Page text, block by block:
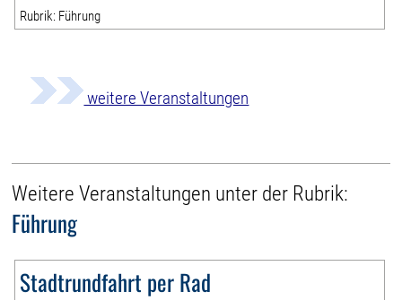
Rubrik: Führung
weitere Veranstaltungen
Weitere Veranstaltungen unter der Rubrik:
Führung
Stadtrundfahrt per Rad